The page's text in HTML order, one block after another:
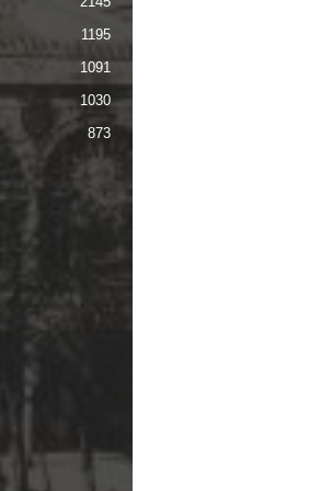
1195
1091
1030
873